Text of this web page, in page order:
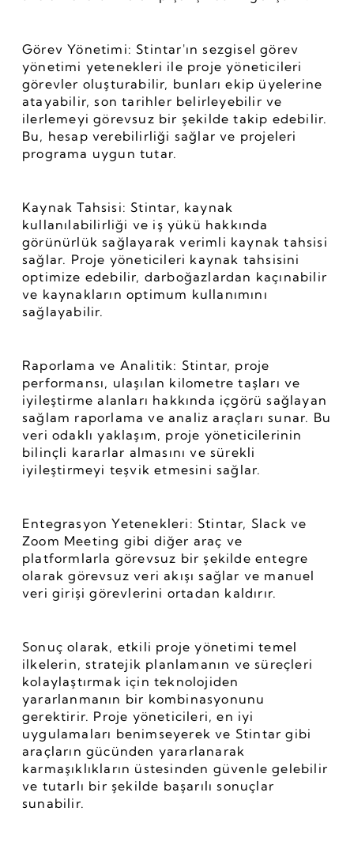
Görev Yönetimi: Stintar'ın sezgisel görev
yönetimi yetenekleri ile proje yöneticileri
görevler oluşturabilir, bunları ekip üyelerine
atayabilir, son tarihler belirleyebilir ve
ilerlemeyi görevsuz bir şekilde takip edebilir.
Bu, hesap verebilirliği sağlar ve projeleri
programa uygun tutar.
Kaynak Tahsisi: Stintar, kaynak
kullanılabilirliği ve iş yükü hakkında
görünürlük sağlayarak verimli kaynak tahsisi
sağlar. Proje yöneticileri kaynak tahsisini
optimize edebilir, darboğazlardan kaçınabilir
ve kaynakların optimum kullanımını
sağlayabilir.
Raporlama ve Analitik: Stintar, proje
performansı, ulaşılan kilometre taşları ve
iyileştirme alanları hakkında içgörü sağlayan
sağlam raporlama ve analiz araçları sunar. Bu
veri odaklı yaklaşım, proje yöneticilerinin
bilinçli kararlar almasını ve sürekli
iyileştirmeyi teşvik etmesini sağlar.
Entegrasyon Yetenekleri: Stintar, Slack ve
Zoom Meeting gibi diğer araç ve
platformlarla görevsuz bir şekilde entegre
olarak görevsuz veri akışı sağlar ve manuel
veri girişi görevlerini ortadan kaldırır.
Sonuç olarak, etkili proje yönetimi temel
ilkelerin, stratejik planlamanın ve süreçleri
kolaylaştırmak için teknolojiden
yararlanmanın bir kombinasyonunu
gerektirir. Proje yöneticileri, en iyi
uygulamaları benimseyerek ve Stintar gibi
araçların gücünden yararlanarak
karmaşıklıkların üstesinden güvenle gelebilir
ve tutarlı bir şekilde başarılı sonuçlar
sunabilir.